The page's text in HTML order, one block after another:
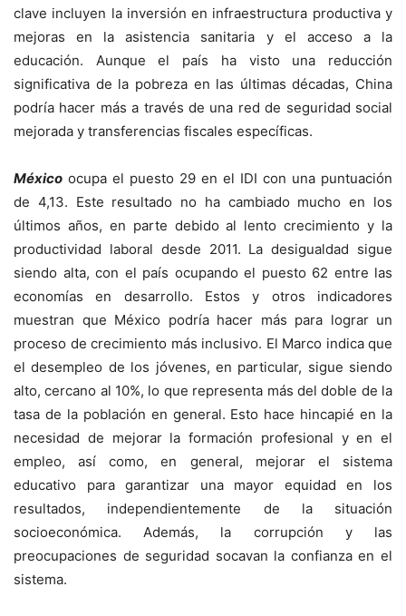
clave incluyen la inversión en infraestructura productiva y
mejoras en la asistencia sanitaria y el acceso a la
educación. Aunque el país ha visto una reducción
significativa de la pobreza en las últimas décadas, China
podría hacer más a través de una red de seguridad social
mejorada y transferencias fiscales específicas.
México ocupa el puesto 29 en el IDI con una puntuación
de 4,13. Este resultado no ha cambiado mucho en los
últimos años, en parte debido al lento crecimiento y la
productividad laboral desde 2011. La desigualdad sigue
siendo alta, con el país ocupando el puesto 62 entre las
economías en desarrollo. Estos y otros indicadores
muestran que México podría hacer más para lograr un
proceso de crecimiento más inclusivo. El Marco indica que
el desempleo de los jóvenes, en particular, sigue siendo
alto, cercano al 10%, lo que representa más del doble de la
tasa de la población en general. Esto hace hincapié en la
necesidad de mejorar la formación profesional y en el
empleo, así como, en general, mejorar el sistema
educativo para garantizar una mayor equidad en los
resultados, independientemente de la situación
socioeconómica. Además, la corrupción y las
preocupaciones de seguridad socavan la confianza en el
sistema.